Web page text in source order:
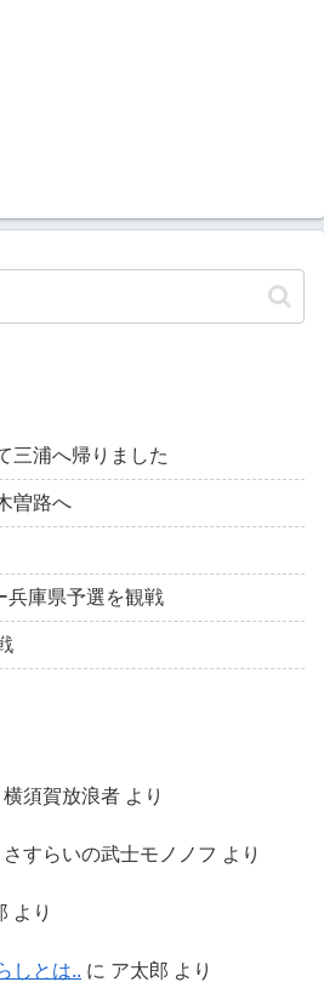
三浦へ帰りました
曽路へ
兵庫県予選を観戦
横須賀放浪者 より
さすらいの武士モノノフ より
より
しとは.. に ア太郎 より